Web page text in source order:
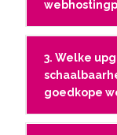
3. Welke
goedkope